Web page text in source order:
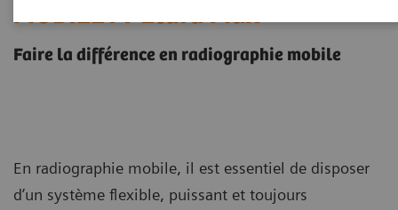
MOBILETT Elara Max
Faire la différence en radiographie mobile
En radiographie mobile, il est essentiel de disposer
d’un système flexible, puissant et toujours